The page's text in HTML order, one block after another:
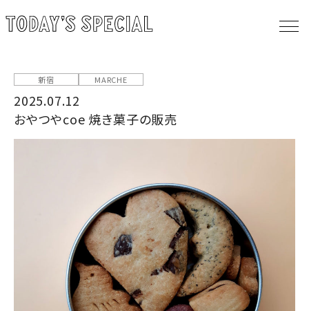
新宿 MARCHE
2025.07.12
おやつやcoe 焼き菓子の販売